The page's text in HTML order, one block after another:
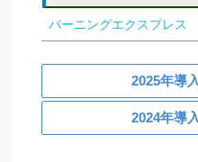
バーニングエクスプレス
2025年導
2024年導